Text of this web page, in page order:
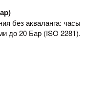
без акваланга: часы
до 20 Бар (ISO 2281).